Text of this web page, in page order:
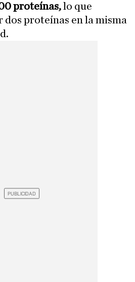
proteínas,lo que
proteínas en la misma